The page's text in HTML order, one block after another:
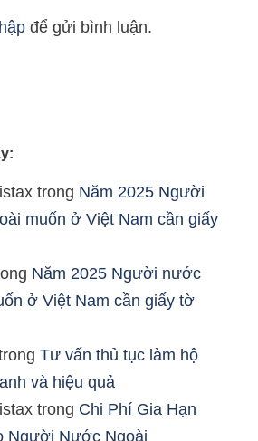
để gửi bình luận.
trong Năm 2025 Người
muốn ở Việt Nam cần giấy
Năm 2025 Người nước
ở Việt Nam cần giấy tờ
Tư vấn thủ tục làm hộ
và hiệu quả
trong Chi Phí Gia Hạn
Người Nước Ngoài